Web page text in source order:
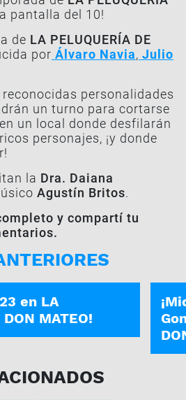
pantalla del 10!
de LA PELUQUERÍA DE
por Álvaro Navia, Julio
personalidades
un turno para cortarse
un local donde desfilarán
personajes, ¡y donde
la Dra. Daiana
Agustín Britos.
y compartí tu
en LA
MATEO!